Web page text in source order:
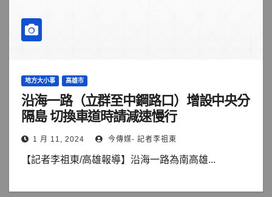
地方大小事 高雄市
沿海一路（立群至中鋼路口）增設中央分
隔島 切換車道時請減速慢行
1 月 11, 2024 今傳媒- 記者李祖東
【記者李祖東/高雄報導】沿海一路為南高雄...